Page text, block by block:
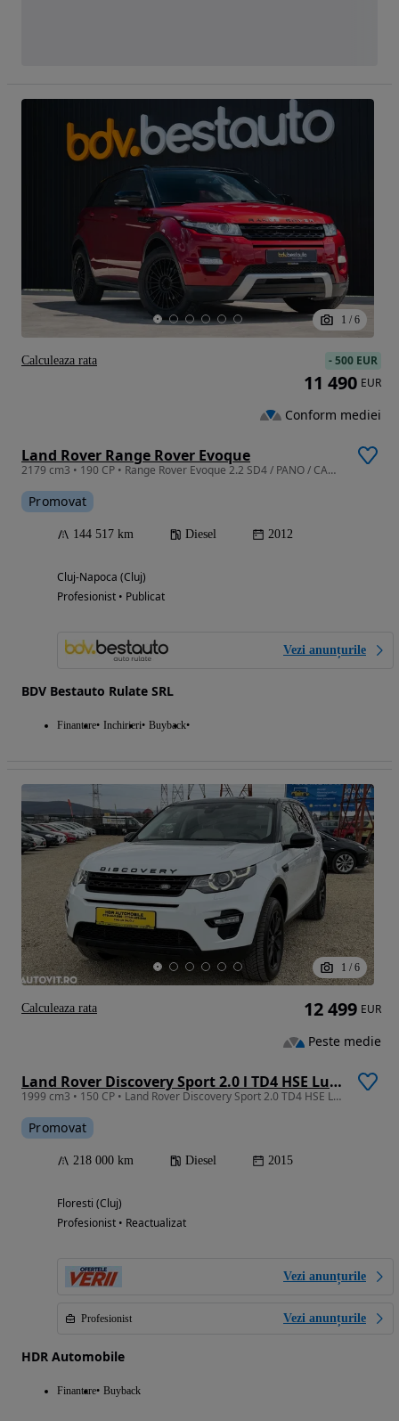
1 / 6
Land Rover Range Rover Evoque
2179 cm3 • 190 CP • Range Rover Evoque 2.2 SD4 / PANO / CAMERA / 4x4 / MERIDIAN / MEMORIE
Promovat
144 517 km Diesel 2012
Cluj-Napoca (Cluj)
Profesionist • Publicat
Vezi anunțurile
BDV Bestauto Rulate SRL
Finantare Inchirieri Buyback
-500 EUR
11 490 EUR
Conform mediei
Calculeaza rata
1 / 6
Land Rover Discovery Sport 2.0 l TD4 HSE Luxury Aut.
1999 cm3 • 150 CP • Land Rover Discovery Sport 2.0 TD4 HSE Luxury • 2015 • Diesel
Promovat
218 000 km Diesel 2015
Floresti (Cluj)
Profesionist • Reactualizat
Vezi anunțurile
Profesionist Vezi anunțurile
HDR Automobile
Finantare Buyback
12 499 EUR
Peste medie
Calculeaza rata